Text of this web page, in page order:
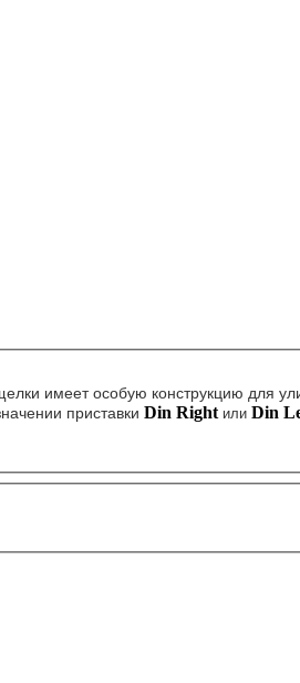
имеет особую конструкцию для
приставки Din Right или Din